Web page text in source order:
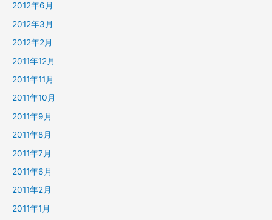
2012年6月
2012年3月
2012年2月
2011年12月
2011年11月
2011年10月
2011年9月
2011年8月
2011年7月
2011年6月
2011年2月
2011年1月